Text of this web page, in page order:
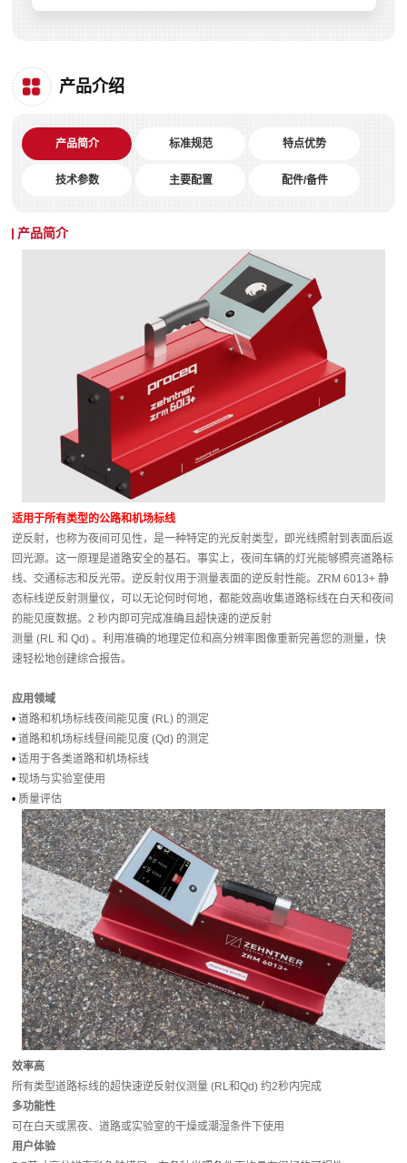
产品介绍
产品简介 标准规范 特点优势
技术参数 主要配置 配件/备件
产品简介
适用于所有类型的公路和机场标线
逆反射，也称为夜间可见性，是一种特定的光反射类型，即光线照射到表面后返
回光源。这一原理是道路安全的基石。事实上，夜间车辆的灯光能够照亮道路标
线、交通标志和反光带。逆反射仪用于测量表面的逆反射性能。ZRM 6013+ 静
态标线逆反射测量仪，可以无论何时何地，都能效高收集道路标线在白天和夜间
的能见度数据。2 秒内即可完成准确且超快速的逆反射
测量 (RL 和 Qd) 。利用准确的地理定位和高分辨率图像重新完善您的测量，快
速轻松地创建综合报告。
应用领域
•道路和机场标线夜间能见度 (RL) 的测定
•道路和机场标线昼间能见度 (Qd) 的测定
•适用于各类道路和机场标线
•现场与实验室使用
• 质量评估
效率高
所有类型道路标线的超快速逆反射仪测量 (RL和Qd) 约2秒内完成
多功能性
可在白天或黑夜、道路或实验室的干燥或潮湿条件下使用
用户体验